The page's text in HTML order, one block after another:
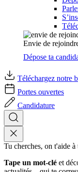
Envie de
Dépose ta
Téléchargez notre
Portes ouvertes
Candidature
Tu cherches, on t'aide
Tape un mot-clé et